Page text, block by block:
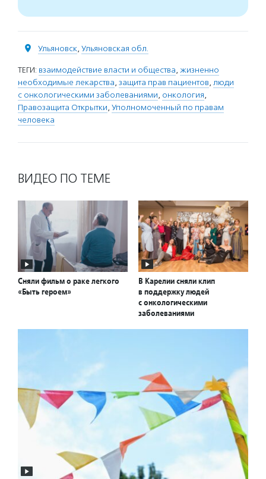
Ульяновск, Ульяновская обл.
ТЕГИ: взаимодействие власти и общества, жизненно
необходимые лекарства, защита прав пациентов, люди
с онкологическими заболеваниями, онкология,
Правозащита Открытки, Уполномоченный по правам
человека
ВИДЕО ПО ТЕМЕ
Сняли фильм о раке легкого
«Быть героем»
В Карелии сняли клип
в поддержку людей
с онкологическими
заболеваниями